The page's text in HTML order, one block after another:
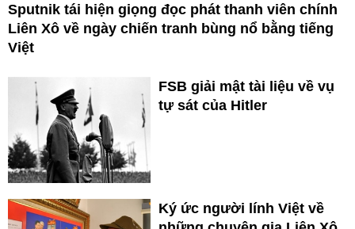
Sputnik tái hiện giọng đọc phát thanh viên chính
Liên Xô về ngày chiến tranh bùng nổ bằng tiếng
Việt
FSB giải mật tài liệu về vụ
tự sát của Hitler
Ký ức người lính Việt về